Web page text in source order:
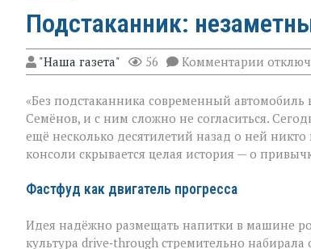
Подстаканник:
"Наша газета" 56 Комментарии к
записи
герой
салона
«Без подстаканника современный автомобиль
Семёнов, и с ним сложно не согласиться.
ещё несколько десятилетий назад о ней
консоли скрывается целая история — о
Фастфуд как двигатель прогресса
Идея надёжно размещать напитки в машине
культура drive‑through стремительно